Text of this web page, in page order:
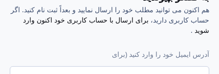
هم اکنون می توانید مطلب خود را ارسال نمایید و بعداً ثبت نام کنید. اگر
حساب کاربری دارید، برای ارسال با حساب کاربری خود اکنون وارد
شوید .